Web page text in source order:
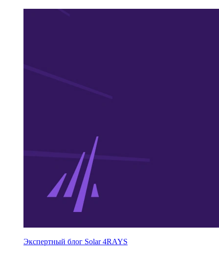
Экспертный блог Solar 4RAYS